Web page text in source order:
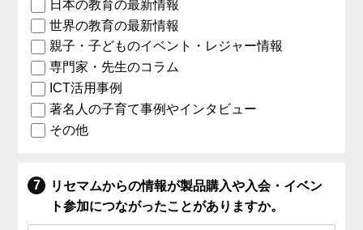
日本の教育の最新情報
世界の教育の最新情報
親子・子どものイベント・レジャー情報
専門家・先生のコラム
ICT活用事例
著名人の子育て事例やインタビュー
その他
リセマムからの情報が製品購入や入会・イベン
ト参加につながったことがありますか。